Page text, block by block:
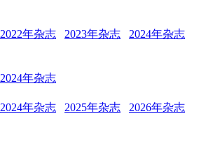
2022年杂志 2023年杂志
2024年杂志
2024年杂志
2024年杂志 2025年杂志
2026年杂志